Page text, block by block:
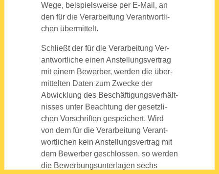
Wege, bei­spiels­wei­se per E‑Mail, an
den für die Ver­ar­bei­tung Ver­ant­wort­li­
chen über­mit­telt.
Schließt der für die Ver­ar­bei­tung Ver­
ant­wort­li­che einen Anstel­lungs­ver­trag
mit einem Bewer­ber, wer­den die über­
mit­tel­ten Daten zum Zwe­cke der
Abwick­lung des Beschäf­ti­gungs­ver­hält­
nis­ses unter Beach­tung der gesetz­li­
chen Vor­schrif­ten gespei­chert. Wird
von dem für die Ver­ar­bei­tung Ver­ant­
wort­li­chen kein Anstel­lungs­ver­trag mit
dem Bewer­ber geschlos­sen, so wer­den
die Bewer­bungs­un­ter­la­gen sechs